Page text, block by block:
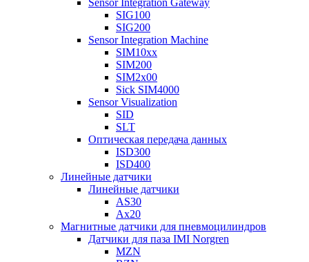
Sensor Integration Gateway
SIG100
SIG200
Sensor Integration Machine
SIM10xx
SIM200
SIM2x00
Sick SIM4000
Sensor Visualization
SID
SLT
Оптическая передача данных
ISD300
ISD400
Линейные датчики
Линейные датчики
AS30
Ax20
Магнитные датчики для пневмоцилиндров
Датчики для паза IMI Norgren
MZN